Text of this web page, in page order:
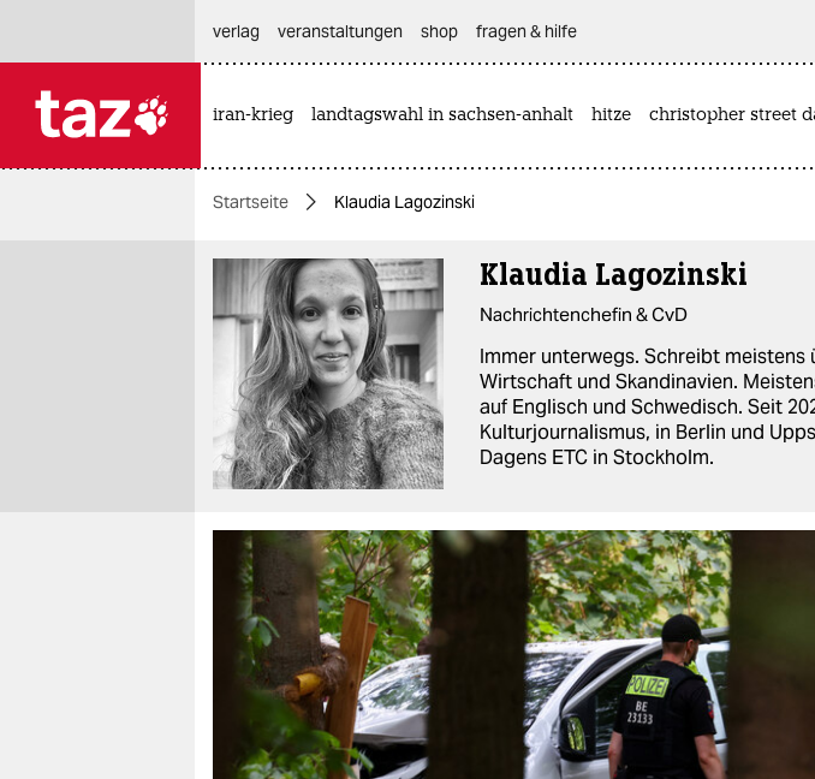
themen
politik
öko
gesellschaft
kultur
sport
berlin
nord
wahrheit
verlag
verlag
verlag
veranstaltungen shop fragen & hilfe
iran-krieg landtagswahl in sachsen-anhalt hitze christopher street
Startseite Klaudia Lagozinski
Klaudia Lagozinski
Nachrichtenchefin & CvD
Immer unterwegs. Schreibt meistens
Wirtschaft und Skandinavien.
auf Englisch und Schwedisch. Seit
Kulturjournalismus, in Berlin und
Dagens ETC in Stockholm.